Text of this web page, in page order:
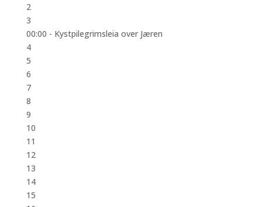
2
3
00:00 - Kystpilegrimsleia over Jæren
4
5
6
7
8
9
10
11
12
13
14
15